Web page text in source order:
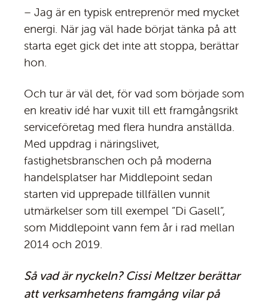
– Jag är en typisk entreprenör med mycket
energi. När jag väl hade börjat tänka på att
starta eget gick det inte att stoppa, berättar
hon.
Och tur är väl det, för vad som började som
en kreativ idé har vuxit till ett framgångsrikt
serviceföretag med flera hundra anställda.
Med uppdrag i näringslivet,
fastighetsbranschen och på moderna
handelsplatser har Middlepoint sedan
starten vid upprepade tillfällen vunnit
utmärkelser som till exempel ”Di Gasell”,
som Middlepoint vann fem år i rad mellan
2014 och 2019.
Så vad är nyckeln? Cissi Meltzer berättar
att verksamhetens framgång vilar på